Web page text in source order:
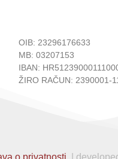
OIB: 23296176633
MB: 03207153
IBAN:
ŽIRO RAČUN: 2390001-